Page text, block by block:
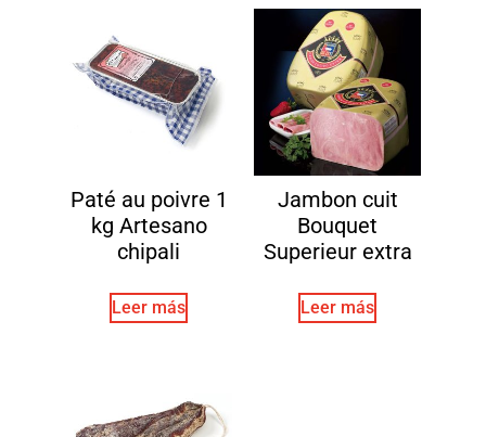
Paté au poivre 1
kg Artesano
chipali
Leer más
Jambon cuit
Bouquet
Superieur extra
Leer más